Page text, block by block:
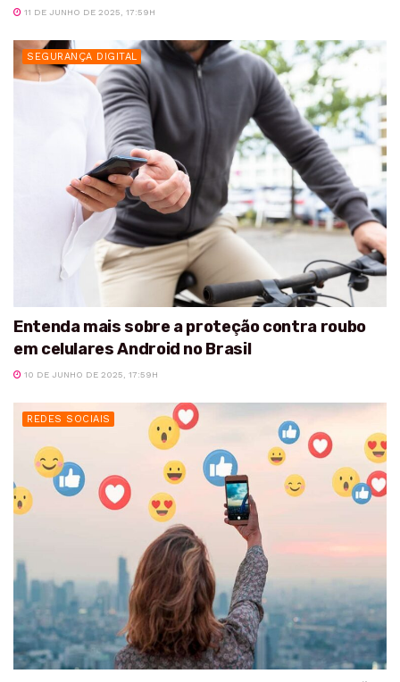
11 DE JUNHO DE 2025, 17:59H
SEGURANÇA DIGITAL
Entenda mais sobre a proteção contra roubo
em celulares Android no Brasil
10 DE JUNHO DE 2025, 17:59H
REDES SOCIAIS